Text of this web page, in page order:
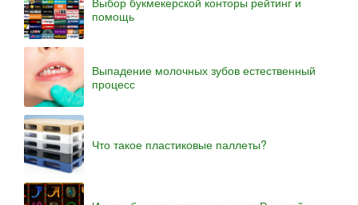
помощь
Выпадение молочных зубов естественный
процесс
Что такое пластиковые паллеты?